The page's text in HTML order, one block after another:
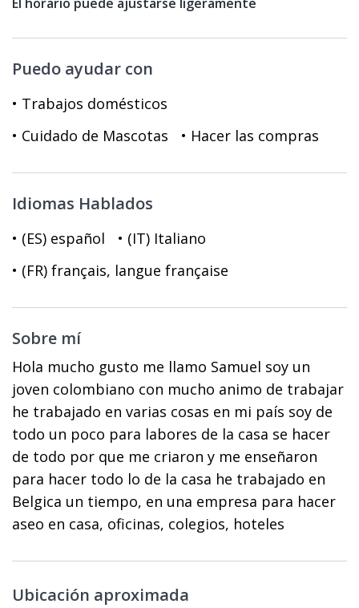
Puedo ayudar con
• Trabajos domésticos
• Cuidado de Mascotas
• Hacer las compras
Idiomas Hablados
• (ES) español
• (IT) Italiano
• (FR) français, langue française
Sobre mí
Hola mucho gusto me llamo Samuel soy un
joven colombiano con mucho animo de trabajar
he trabajado en varias cosas en mi país soy de
todo un poco para labores de la casa se hacer
de todo por que me criaron y me enseñaron
para hacer todo lo de la casa he trabajado en
Belgica un tiempo, en una empresa para hacer
aseo en casa, oficinas, colegios, hoteles
Ubicación aproximada